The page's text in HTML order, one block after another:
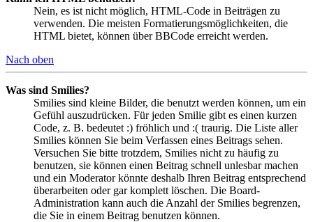
Nein, es ist nicht möglich, HTML-Code in Beiträgen zu
verwenden. Die meisten Formatierungsmöglichkeiten, die
HTML bietet, können über BBCode erreicht werden.
Nach oben
Was sind Smilies?
Smilies sind kleine Bilder, die benutzt werden können, um ein
Gefühl auszudrücken. Für jeden Smilie gibt es einen kurzen
Code, z. B. bedeutet :) fröhlich und :( traurig. Die Liste aller
Smilies können Sie beim Verfassen eines Beitrags sehen.
Versuchen Sie bitte trotzdem, Smilies nicht zu häufig zu
benutzen, sie können einen Beitrag schnell unlesbar machen
und ein Moderator könnte deshalb Ihren Beitrag entsprechend
überarbeiten oder gar komplett löschen. Die Board-
Administration kann auch die Anzahl der Smilies begrenzen,
die Sie in einem Beitrag benutzen können.